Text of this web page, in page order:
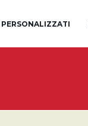
PERSONALIZZATI